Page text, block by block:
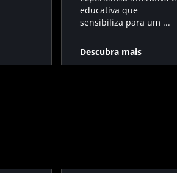
educativa que
sensibiliza para um ...
Descubra mais